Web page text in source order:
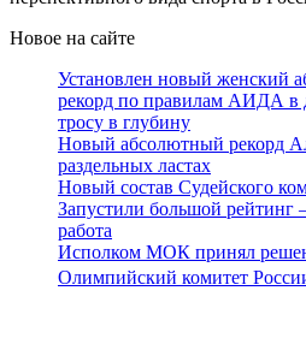
Новое на сайте
Установлен новый женский
рекорд по правилам АИДА в
тросу в глубину
Новый абсолютный рекорд
раздельных ластах
Новый состав Судейского
Запустили большой рейтинг
работа
Исполком МОК принял
Олимпийский комитет